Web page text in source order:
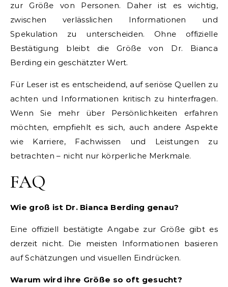
zur Größe von Personen. Daher ist es wichtig,
zwischen verlässlichen Informationen und
Spekulation zu unterscheiden. Ohne offizielle
Bestätigung bleibt die Größe von Dr. Bianca
Berding ein geschätzter Wert.
Für Leser ist es entscheidend, auf seriöse Quellen zu
achten und Informationen kritisch zu hinterfragen.
Wenn Sie mehr über Persönlichkeiten erfahren
möchten, empfiehlt es sich, auch andere Aspekte
wie Karriere, Fachwissen und Leistungen zu
betrachten – nicht nur körperliche Merkmale.
FAQ
Wie groß ist Dr. Bianca Berding genau?
Eine offiziell bestätigte Angabe zur Größe gibt es
derzeit nicht. Die meisten Informationen basieren
auf Schätzungen und visuellen Eindrücken.
Warum wird ihre Größe so oft gesucht?